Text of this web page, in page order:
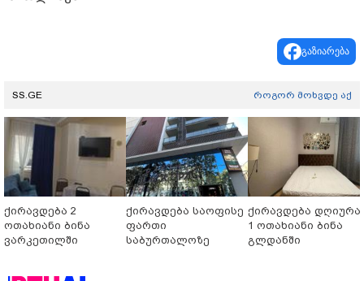
გაზიარება
SS.GE როგორ მოხვდე აქ
ქირავდება 2
ოთახიანი ბინა
ვარკეთილში
ქირავდება საოფისე
ფართი
საბურთალოზე
ქირავდება
1 ოთახიანი ბინა
გლდანში